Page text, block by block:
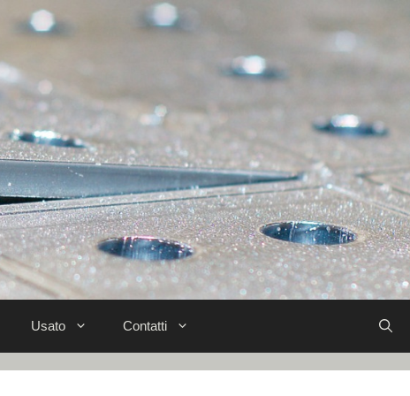
Usato Contatti